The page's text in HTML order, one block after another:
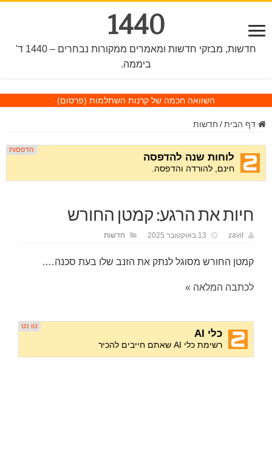
1440
חדשות, מבזקי חדשות ומאמרים ממקורות נבחרים – 1440 ד'
ביממה.
השוואה חכמה של קרנות השתלמות (פרסום)
דף הבית / חדשות
חיות את הרגע: קמטן החורש
zavit 13 באוקטובר 2025 חדשות
קמטן החורש מסוגל לנתק את הזנב שלו בעת סכנה….
לכתבה המלאה »